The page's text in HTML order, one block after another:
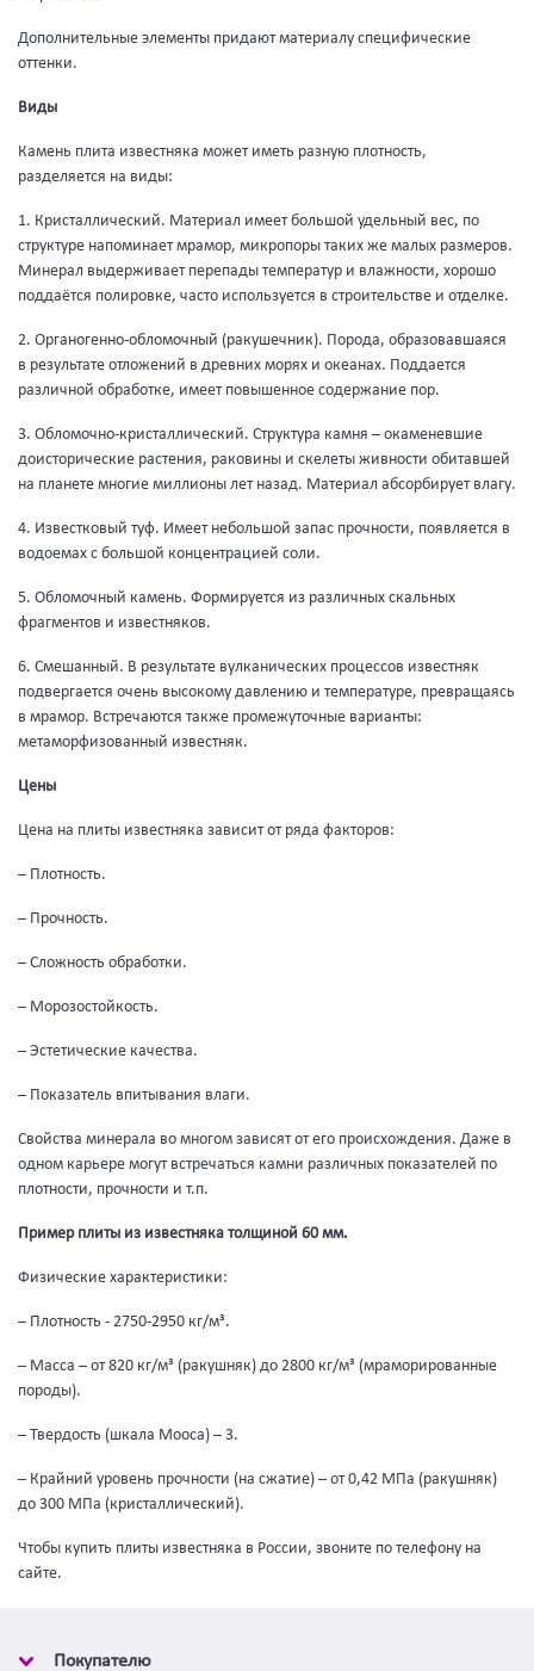
Дополнительные элементы придают материалу специфические
оттенки.
Виды
Камень плита известняка может иметь разную плотность,
разделяется на виды:
1. Кристаллический. Материал имеет большой удельный вес, по
структуре напоминает мрамор, микропоры таких же малых размеров.
Минерал выдерживает перепады температур и влажности, хорошо
поддаётся полировке, часто используется в строительстве и отделке.
2. Органогенно-обломочный (ракушечник). Порода, образовавшаяся
в результате отложений в древних морях и океанах. Поддается
различной обработке, имеет повышенное содержание пор.
3. Обломочно-кристаллический. Структура камня – окаменевшие
доисторические растения, раковины и скелеты живности обитавшей
на планете многие миллионы лет назад. Материал абсорбирует влагу.
4. Известковый туф. Имеет небольшой запас прочности, появляется в
водоемах с большой концентрацией соли.
5. Обломочный камень. Формируется из различных скальных
фрагментов и известняков.
6. Смешанный. В результате вулканических процессов известняк
подвергается очень высокому давлению и температуре, превращаясь
в мрамор. Встречаются также промежуточные варианты:
метаморфизованный известняк.
Цены
Цена на плиты известняка зависит от ряда факторов:
– Плотность.
– Прочность.
– Сложность обработки.
– Морозостойкость.
– Эстетические качества.
– Показатель впитывания влаги.
Свойства минерала во многом зависят от его происхождения. Даже в
одном карьере могут встречаться камни различных показателей по
плотности, прочности и т.п.
Пример плиты из известняка толщиной 60 мм.
Физические характеристики:
– Плотность - 2750-2950 кг/м³.
– Масса – от 820 кг/м³ (ракушняк) до 2800 кг/м³ (мраморированные
породы).
– Твердость (шкала Мооса) – 3.
– Крайний уровень прочности (на сжатие) – от 0,42 МПа (ракушняк)
до 300 МПа (кристаллический).
Чтобы купить плиты известняка в России, звоните по телефону на
сайте.
Покупателю